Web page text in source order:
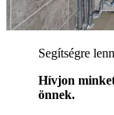
Segítségre
Hívjon
önnek.